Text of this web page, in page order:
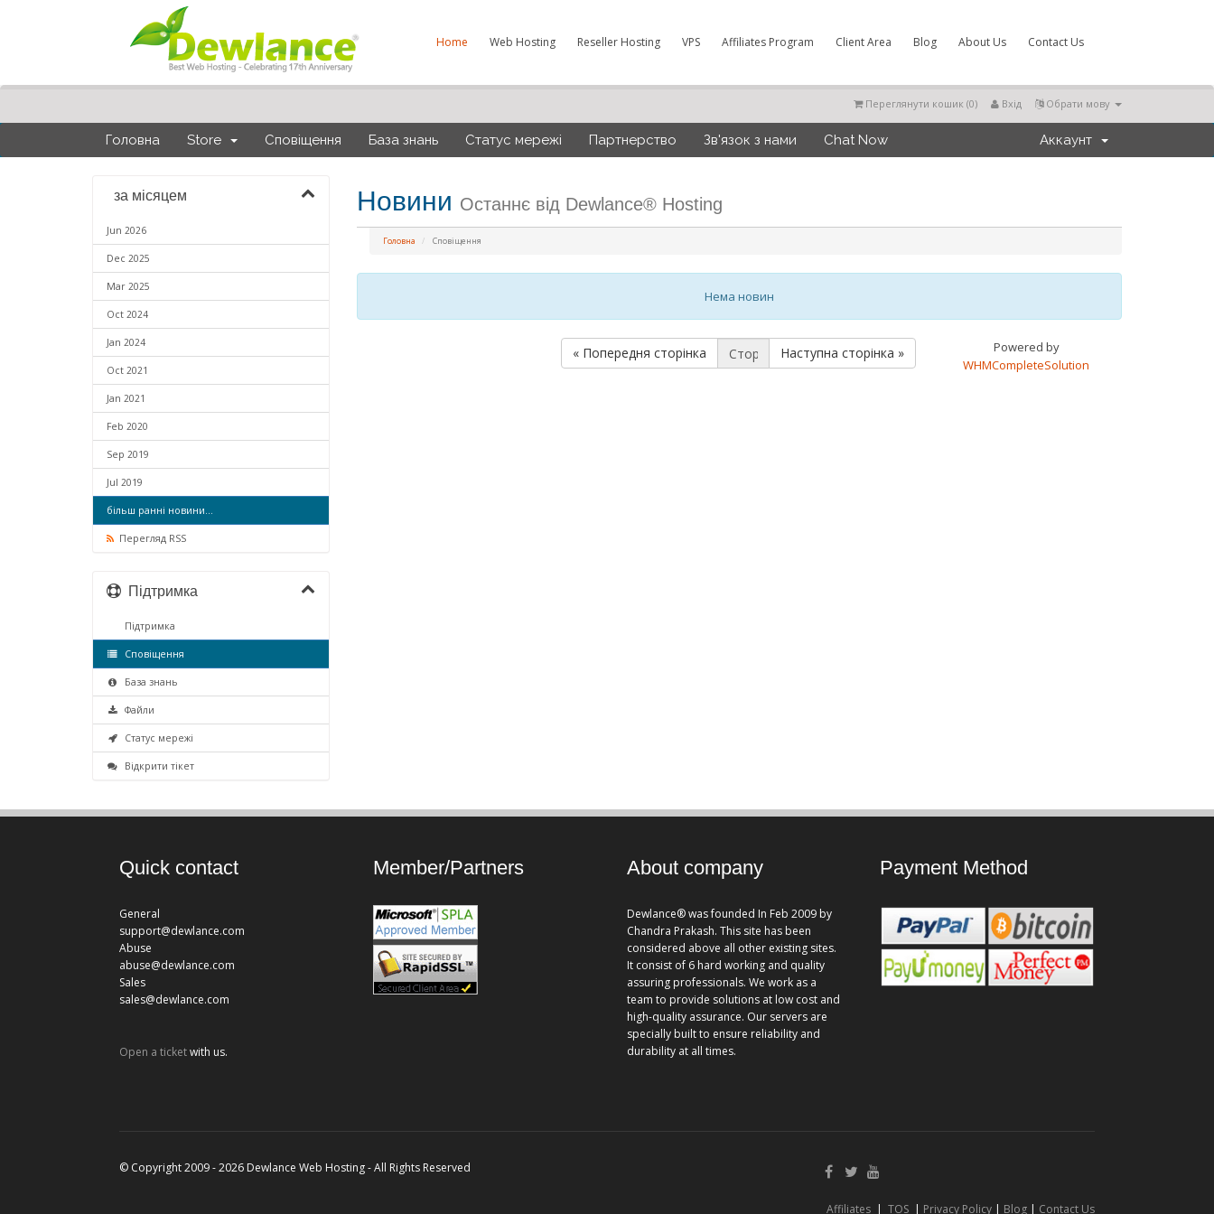
Home Web Hosting Reseller Hosting VPS Affiliates Program Client Area Blog About Us Contact Us
Обрати мову
Вхід
Переглянути кошик (0)
Головна Store Сповіщення База знань Статус мережі Партнерство Зв'язок з нами Chat Now Аккаунт
Новини Останнє від Dewlance® Hosting
Головна Сповіщення
за місяцем
Jun 2026
Dec 2025
Mar 2025
Oct 2024
Jan 2024
Oct 2021
Jan 2021
Feb 2020
Sep 2019
Jul 2019
більш ранні новини...
Перегляд RSS
Нема новин
« Попередня сторінка Наступна сторінка »
Powered by
WHMCompleteSolution
Підтримка
Підтримка
Сповіщення
База знань
Файли
Статус мережі
Відкрити тікет
Quick contact
General
support@dewlance.com
Abuse
abuse@dewlance.com
Sales
sales@dewlance.com
Open a ticketwith us.
Member/Partners About company
Dewlance® was founded In Feb 2009 by
Chandra Prakash. This site has been
considered above all other existing sites.
It consist of 6 hard working and quality
assuring professionals. We work as a
team to provide solutions at low cost and
high-quality assurance. Our servers are
specially built to ensure reliability and
durability at all times.
Payment Method
© Copyright 2009 - 2026 Dewlance Web Hosting - All Rights Reserved
Affiliates | TOS | Privacy Policy | Blog | Contact Us